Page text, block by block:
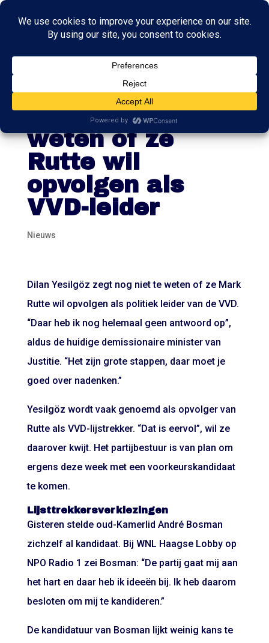
Yesilgöz zegt
nog niet te
weten of ze
Rutte wil
opvolgen als
VVD-leider
Nieuws
Dilan Yesilgöz zegt nog niet te weten of ze Mark
Rutte wil opvolgen als politiek leider van de VVD.
“Daar heb ik nog helemaal geen antwoord op”,
aldus de huidige demissionaire minister van
Justitie. “Het zijn grote stappen, daar moet je
goed over nadenken.”
Yesilgöz wordt vaak genoemd als opvolger van
Rutte als VVD-lijstrekker. “Dat is eervol”, wil ze
daarover kwijt. Het partijbestuur is van plan om
ergens deze week met een voorkeurskandidaat
te komen.
Lijsttrekkersverkiezingen
Gisteren stelde oud-Kamerlid André Bosman
zichzelf al kandidaat. Bij WNL Haagse Lobby op
NPO Radio 1 zei Bosman: “De partij gaat mij aan
het hart en daar heb ik ideeën bij. Ik heb daarom
besloten om mij te kandideren.”
De kandidatuur van Bosman lijkt weinig kans te